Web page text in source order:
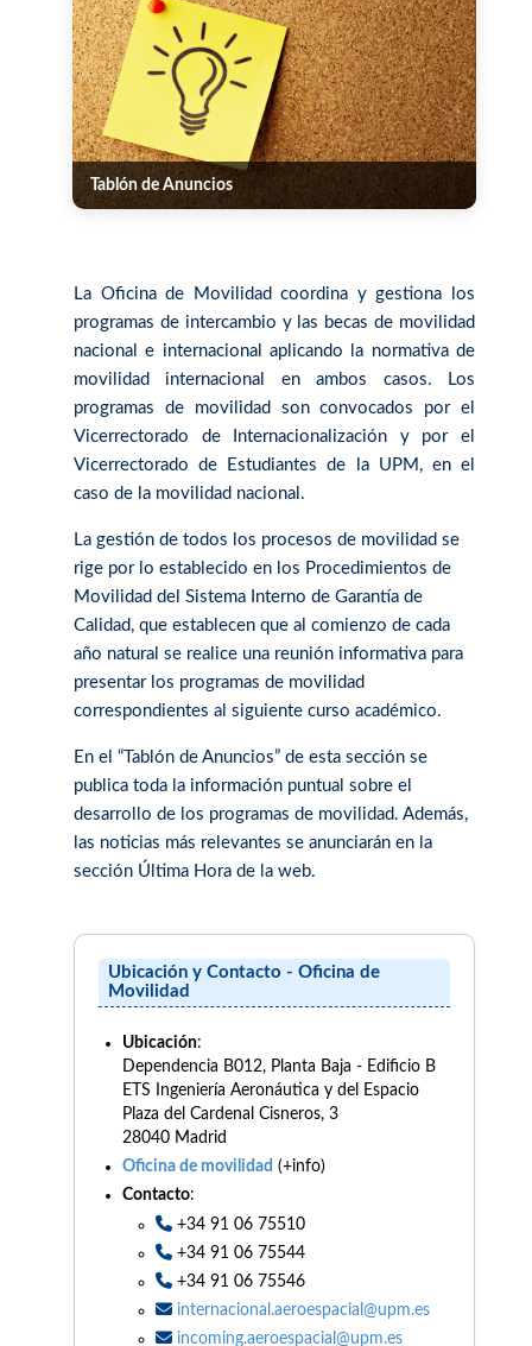
Tablón de Anuncios
La Oficina de Movilidad coordina y gestiona los
programas de intercambio y las becas de movilidad
nacional e internacional aplicando la normativa de
movilidad internacional en ambos casos. Los
programas de movilidad son convocados por el
Vicerrectorado de Internacionalización y por el
Vicerrectorado de Estudiantes de la UPM, en el
caso de la movilidad nacional.
La gestión de todos los procesos de movilidad se
rige por lo establecido en los Procedimientos de
Movilidad del Sistema Interno de Garantía de
Calidad, que establecen que al comienzo de cada
año natural se realice una reunión informativa para
presentar los programas de movilidad
correspondientes al siguiente curso académico.
En el “Tablón de Anuncios” de esta sección se
publica toda la información puntual sobre el
desarrollo de los programas de movilidad. Además,
las noticias más relevantes se anunciarán en la
sección Última Hora de la web.
Ubicación y Contacto - Oficina de
Movilidad
Ubicación:
Dependencia B012, Planta Baja - Edificio B
ETS Ingeniería Aeronáutica y del Espacio
Plaza del Cardenal Cisneros, 3
28040 Madrid
Oficina de movilidad (+info)
Contacto:
+34 91 06 75510
+34 91 06 75544
+34 91 06 75546
internacional.aeroespacial@upm.es
incoming.aeroespacial@upm.es